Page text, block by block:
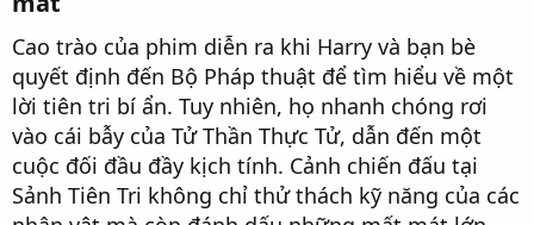
Cao trào của phim diễn ra khi Harry và bạn bè
quyết định đến Bộ Pháp thuật để tìm hiểu về một
lời tiên tri bí ẩn. Tuy nhiên, họ nhanh chóng rơi
vào cái bẫy của Tử Thần Thực Tử, dẫn đến một
cuộc đối đầu đầy kịch tính. Cảnh chiến đấu tại
Sảnh Tiên Tri không chỉ thử thách kỹ năng của các